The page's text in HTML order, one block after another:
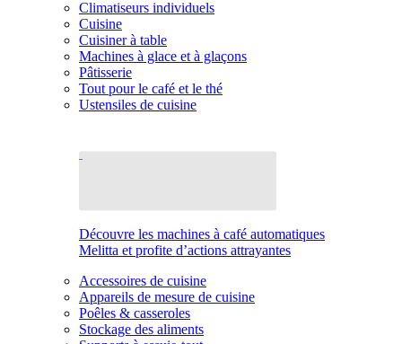
Climatiseurs individuels
Cuisine
Cuisiner à table
Machines à glace et à glaçons
Pâtisserie
Tout pour le café et le thé
Ustensiles de cuisine
Découvre les machines à café automatiques
Melitta et profite d’actions attrayantes
Accessoires de cuisine
Appareils de mesure de cuisine
Poêles & casseroles
Stockage des aliments